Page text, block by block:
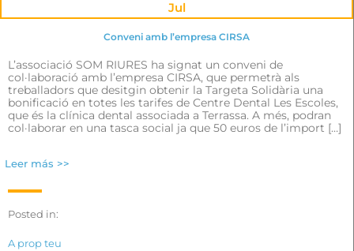
Jul
Conveni amb l’empresa CIRSA
L’associació SOM RIURES ha signat un conveni de
col·laboració amb l’empresa CIRSA, que permetrà als
treballadors que desitgin obtenir la Targeta Solidària una
bonificació en totes les tarifes de Centre Dental Les Escoles,
que és la clínica dental associada a Terrassa. A més, podran
col·laborar en una tasca social ja que 50 euros de l’import […]
Leer más >>
Posted in:
A prop teu